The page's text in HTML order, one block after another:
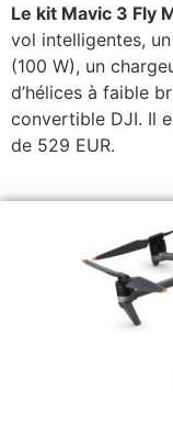
Le kit Mavic 3 Fly
vol intelligentes,
(100 W), un
d’hélices à faible
convertible DJI. Il
de 529 EUR.